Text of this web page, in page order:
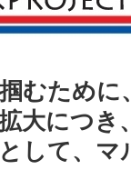
むために
大につき
して、マ